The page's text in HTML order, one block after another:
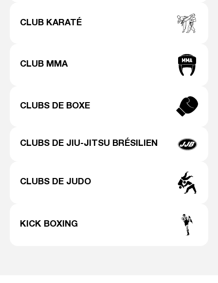
CLUB KARATÉ
CLUB MMA
CLUBS DE BOXE
CLUBS DE JIU-JITSU BRÉSILIEN
CLUBS DE JUDO
KICK BOXING